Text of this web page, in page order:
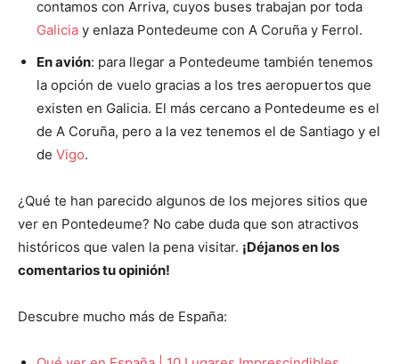
contamos con Arriva, cuyos buses trabajan por toda
Galicia y enlaza Pontedeume con A Coruña y Ferrol.
En avión: para llegar a Pontedeume también tenemos
la opción de vuelo gracias a los tres aeropuertos que
existen en Galicia. El más cercano a Pontedeume es el
de A Coruña, pero a la vez tenemos el de Santiago y el
de Vigo.
¿Qué te han parecido algunos de los mejores sitios que
ver en Pontedeume? No cabe duda que son atractivos
históricos que valen la pena visitar. ¡Déjanos en los
comentarios tu opinión!
Descubre mucho más de España: